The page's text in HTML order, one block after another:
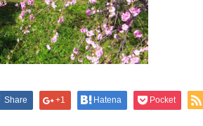
Share +1 Hatena Pocket